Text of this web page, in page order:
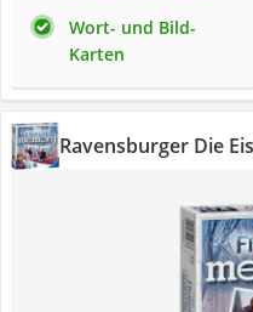
Wort- und Bild-
Karten
Ravensburger Die